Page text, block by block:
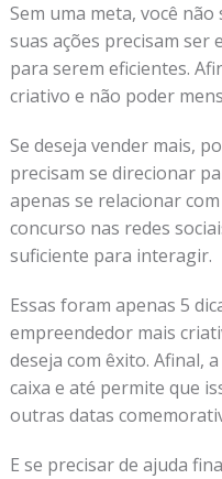
Sem uma meta, você
suas ações precisam ser
para serem eficientes.
criativo e não poder
Se deseja vender mais,
precisam se direcionar
apenas se relacionar
concurso nas redes
suficiente para interagir.
Essas foram apenas 5
empreendedor mais
deseja com êxito. Afinal,
caixa e até permite que
outras datas
E se precisar de ajuda